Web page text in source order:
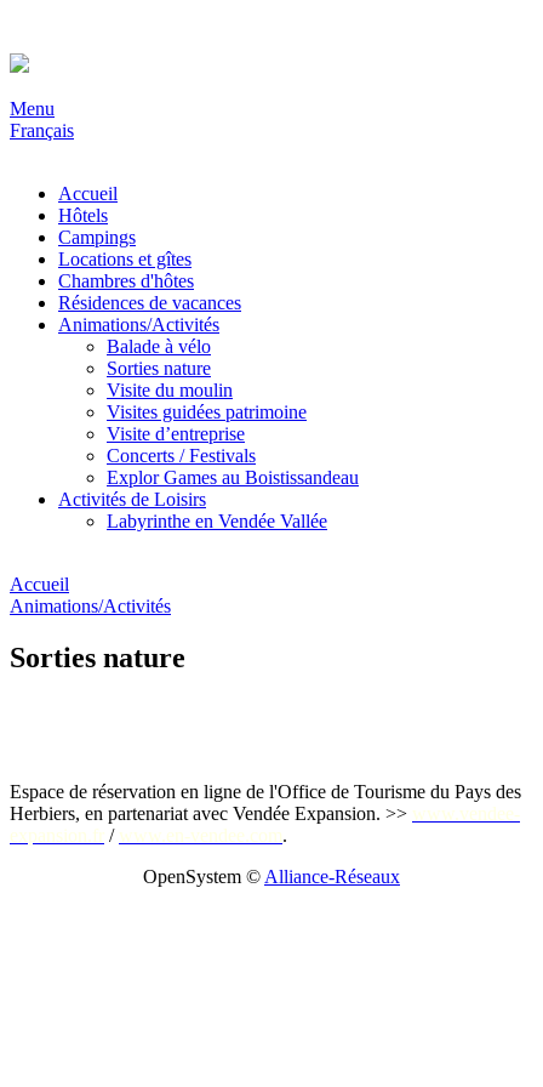
Menu
Français
Accueil
Hôtels
Campings
Locations et gîtes
Chambres d'hôtes
Résidences de vacances
Animations/Activités
Balade à vélo
Sorties nature
Visite du moulin
Visites guidées patrimoine
Visite d’entreprise
Concerts / Festivals
Explor Games au Boistissandeau
Activités de Loisirs
Labyrinthe en Vendée Vallée
Accueil
Animations/Activités
Sorties nature
Espace de réservation en ligne de l'Office de Tourisme du Pays des
Herbiers, en partenariat avec Vendée Expansion. >> www.vendee-
expansion.fr / www.en-vendee.com.
OpenSystem © Alliance-Réseaux